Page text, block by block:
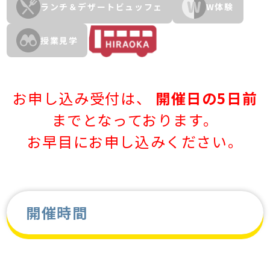
ランチ＆デザートビュッフェ W体験
授業見学
お申し込み受付は、 開催日の5日前
までとなっております。
お早目にお申し込みください。
開催時間